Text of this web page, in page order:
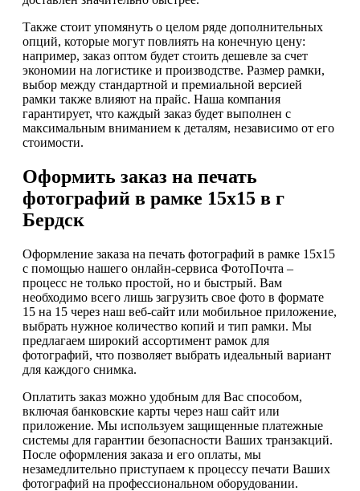
Также стоит упомянуть о целом ряде дополнительных
опций, которые могут повлиять на конечную цену:
например, заказ оптом будет стоить дешевле за счет
экономии на логистике и производстве. Размер рамки,
выбор между стандартной и премиальной версией
рамки также влияют на прайс. Наша компания
гарантирует, что каждый заказ будет выполнен с
максимальным вниманием к деталям, независимо от его
стоимости.
Оформить заказ на печать
фотографий в рамке 15х15 в г
Бердск
Оформление заказа на печать фотографий в рамке 15х15
с помощью нашего онлайн-сервиса ФотоПочта –
процесс не только простой, но и быстрый. Вам
необходимо всего лишь загрузить свое фото в формате
15 на 15 через наш веб-сайт или мобильное приложение,
выбрать нужное количество копий и тип рамки. Мы
предлагаем широкий ассортимент рамок для
фотографий, что позволяет выбрать идеальный вариант
для каждого снимка.
Оплатить заказ можно удобным для Вас способом,
включая банковские карты через наш сайт или
приложение. Мы используем защищенные платежные
системы для гарантии безопасности Ваших транзакций.
После оформления заказа и его оплаты, мы
незамедлительно приступаем к процессу печати Ваших
фотографий на профессиональном оборудовании.